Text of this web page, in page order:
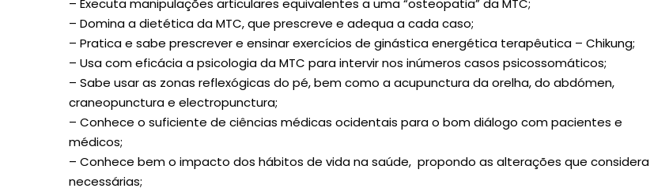
– Executa manipulações articulares equivalentes a uma “osteopatia” da MTC;
– Domina a dietética da MTC, que prescreve e adequa a cada caso;
– Pratica e sabe prescrever e ensinar exercícios de ginástica energética terapêutica – Chikung;
– Usa com eficácia a psicologia da MTC para intervir nos inúmeros casos psicossomáticos;
– Sabe usar as zonas reflexógicas do pé, bem como a acupunctura da orelha, do abdómen,
craneopunctura e electropunctura;
– Conhece o suficiente de ciências médicas ocidentais para o bom diálogo com pacientes e
médicos;
– Conhece bem o impacto dos hábitos de vida na saúde, propondo as alterações que considera
necessárias;